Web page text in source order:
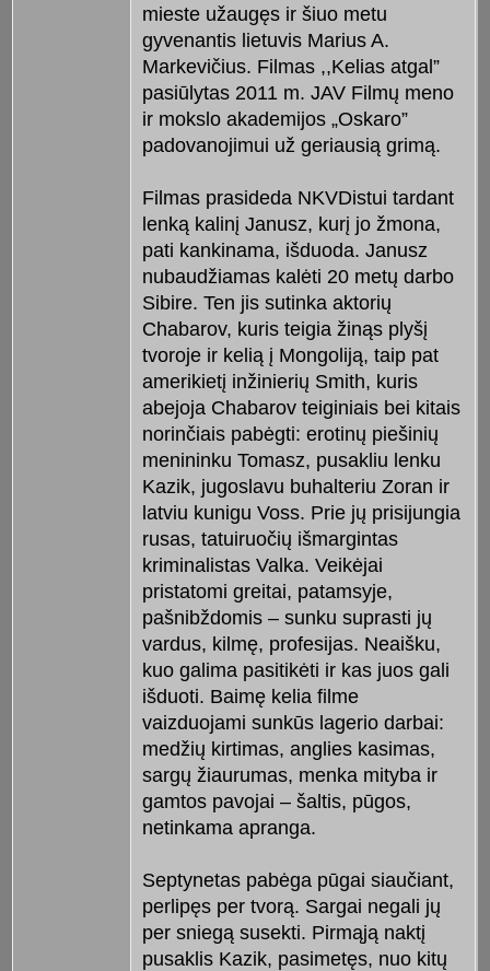
mieste užaugęs ir šiuo metu
gyvenantis lietuvis Marius A.
Markevičius. Filmas ,,Kelias atgal”
pasiūlytas 2011 m. JAV Filmų meno
ir mokslo akademijos „Oskaro”
padovanojimui už geriausią grimą.
Filmas prasideda NKVDistui tardant
lenką kalinį Janusz, kurį jo žmona,
pati kankinama, išduoda. Janusz
nubaudžiamas kalėti 20 metų darbo
Sibire. Ten jis sutinka aktorių
Chabarov, kuris teigia žinąs plyšį
tvoroje ir kelią į Mongoliją, taip pat
amerikietį inžinierių Smith, kuris
abejoja Chabarov teiginiais bei kitais
norinčiais pabėgti: erotinų piešinių
menininku Tomasz, pusakliu lenku
Kazik, jugoslavu buhalteriu Zoran ir
latviu kunigu Voss. Prie jų prisijungia
rusas, tatuiruočių išmargintas
kriminalistas Valka. Veikėjai
pristatomi greitai, patamsyje,
pašnibždomis – sunku suprasti jų
vardus, kilmę, profesijas. Neaišku,
kuo galima pasitikėti ir kas juos gali
išduoti. Baimę kelia filme
vaizduojami sunkūs lagerio darbai:
medžių kirtimas, anglies kasimas,
sargų žiaurumas, menka mityba ir
gamtos pavojai – šaltis, pūgos,
netinkama apranga.
Septynetas pabėga pūgai siaučiant,
perlipęs per tvorą. Sargai negali jų
per sniegą susekti. Pirmąją naktį
pusaklis Kazik, pasimetęs, nuo kitų